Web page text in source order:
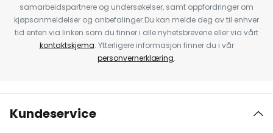
samarbeidspartnere og undersøkelser, samt oppfordringer om
kjøpsanmeldelser og anbefalinger.Du kan melde deg av til enhver
tid enten via linken som du finner i alle nyhetsbrevene eller via vårt
kontaktskjema. Ytterligere informasjon finner du i vår
personvernerklæring.
Kundeservice